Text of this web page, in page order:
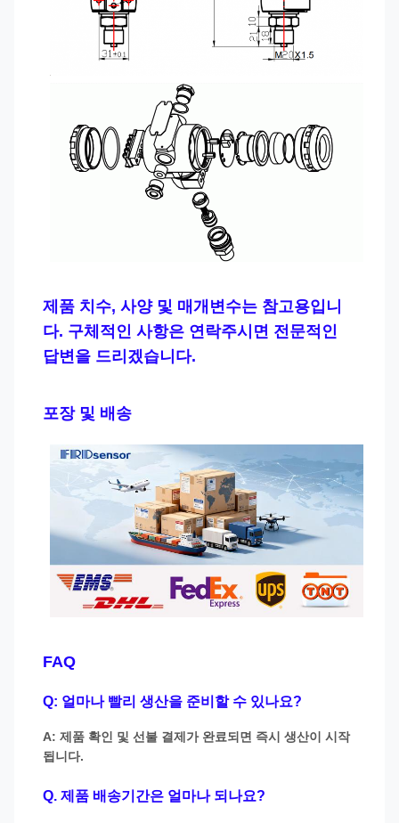
제품 치수, 사양 및 매개변수는 참고용입니
다. 구체적인 사항은 연락주시면 전문적인
답변을 드리겠습니다.
포장 및 배송
FAQ
Q: 얼마나 빨리 생산을 준비할 수 있나요?
A: 제품 확인 및 선불 결제가 완료되면 즉시 생산이 시작
됩니다.
Q. 제품 배송기간은 얼마나 되나요?